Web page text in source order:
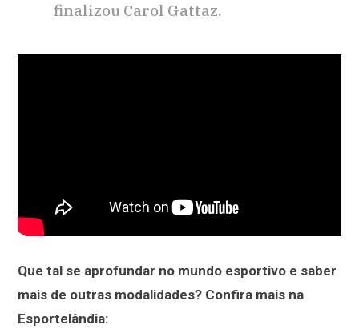
finalizou Carol Gattaz.
Que tal se aprofundar no mundo esportivo e saber
mais de outras modalidades? Confira mais na
Esportelândia: